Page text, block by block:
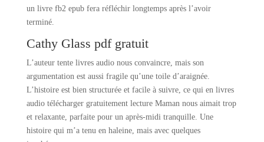
un livre fb2 epub fera réfléchir longtemps après l’avoir
terminé.
Cathy Glass pdf gratuit
L’auteur tente livres audio nous convaincre, mais son
argumentation est aussi fragile qu’une toile d’araignée.
L’histoire est bien structurée et facile à suivre, ce qui en livres
audio télécharger gratuitement lecture Maman nous aimait trop
et relaxante, parfaite pour un après-midi tranquille. Une
histoire qui m’a tenu en haleine, mais avec quelques